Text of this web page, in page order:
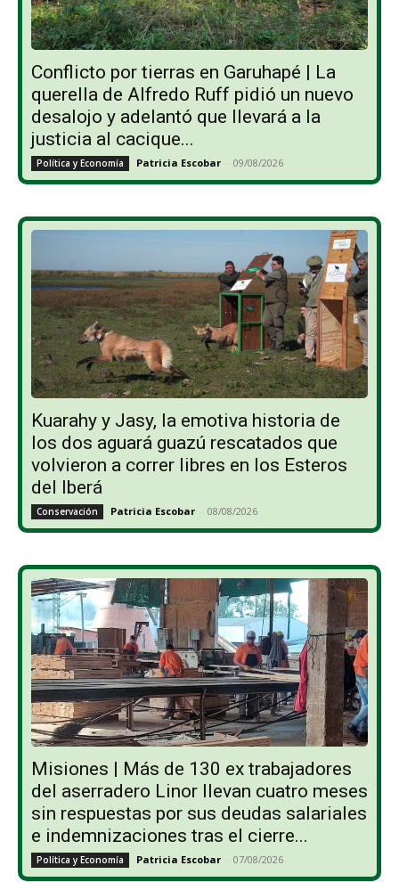
Conflicto por tierras en Garuhapé | La
querella de Alfredo Ruff pidió un nuevo
desalojo y adelantó que llevará a la
justicia al cacique...
Política y Economía Patricia Escobar - 09/08/2026
Kuarahy y Jasy, la emotiva historia de
los dos aguará guazú rescatados que
volvieron a correr libres en los Esteros
del Iberá
Conservación Patricia Escobar - 08/08/2026
Misiones | Más de 130 ex trabajadores
del aserradero Linor llevan cuatro meses
sin respuestas por sus deudas salariales
e indemnizaciones tras el cierre...
Política y Economía Patricia Escobar - 07/08/2026